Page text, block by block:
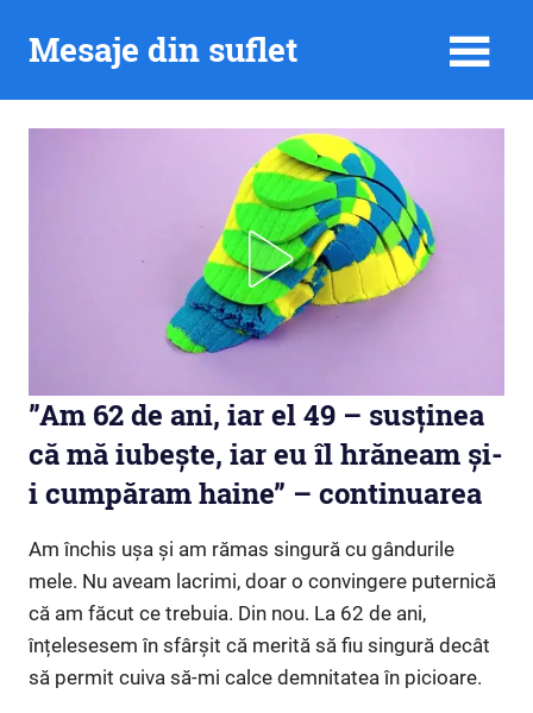
Mesaje din suflet
”Am 62 de ani, iar el 49 – susținea
că mă iubește, iar eu îl hrăneam și-
i cumpăram haine” – continuarea
Am închis ușa și am rămas singură cu gândurile
mele. Nu aveam lacrimi, doar o convingere puternică
că am făcut ce trebuia. Din nou. La 62 de ani,
înțelesesem în sfârșit că merită să fiu singură decât
să permit cuiva să-mi calce demnitatea în picioare.